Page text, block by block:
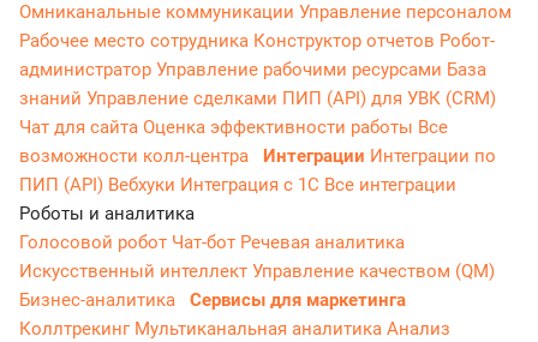
Омниканальные коммуникации Управление персоналом
Рабочее место сотрудника Конструктор отчетов Робот-
администратор Управление рабочими ресурсами База
знаний Управление сделками ПИП (API) для УВК (CRM)
Чат для сайта Оценка эффективности работы Все
возможности колл-центра
Интеграции Интеграции по
ПИП (API) Вебхуки Интеграция с 1С Все интеграции
Роботы и аналитика
Голосовой робот Чат-бот Речевая аналитика
Искусственный интеллект Управление качеством (QM)
Бизнес-аналитика
Сервисы для маркетинга
Коллтрекинг Мультиканальная аналитика Анализ